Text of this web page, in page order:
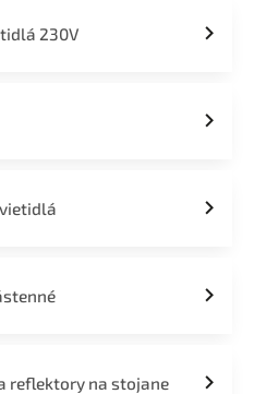
230V
reflektory na stojane